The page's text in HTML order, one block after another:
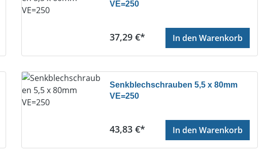
VE=250
Regulärer Preis:
37,29 €* In den Warenkorb
Senkblechschrauben 5,5 x 80mm
VE=250
Regulärer Preis:
43,83 €* In den Warenkorb